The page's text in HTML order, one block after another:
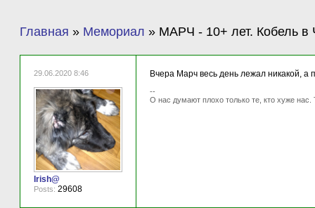
Главная » Мемориал » МАРЧ - 10+ лет. Кобель в
29.06.2020 8:46
Irish@
Posts: 29608
Вчера Марч весь день лежал никакой,
--
О нас думают плохо только те, кто хуже